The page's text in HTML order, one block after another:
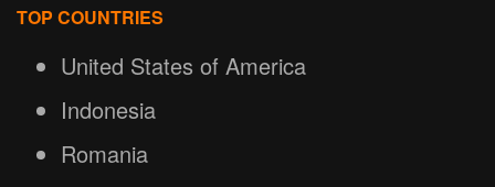
TOP COUNTRIES
United States of America
Indonesia
Romania